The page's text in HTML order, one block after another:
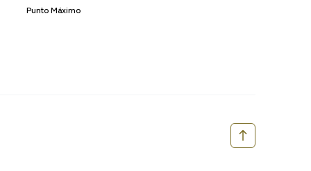
Punto Máximo